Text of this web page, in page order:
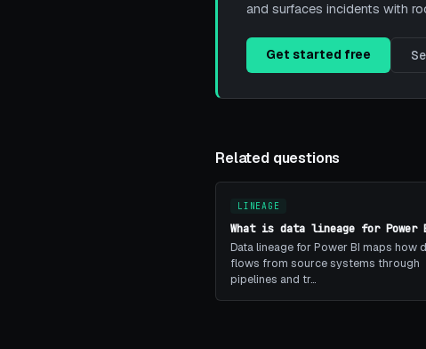
and surfaces incidents with
Get started free
Related questions
LINEAGE
What is data lineage for Power
Data lineage for Power BI maps how
flows from source systems through
pipelines and tr…